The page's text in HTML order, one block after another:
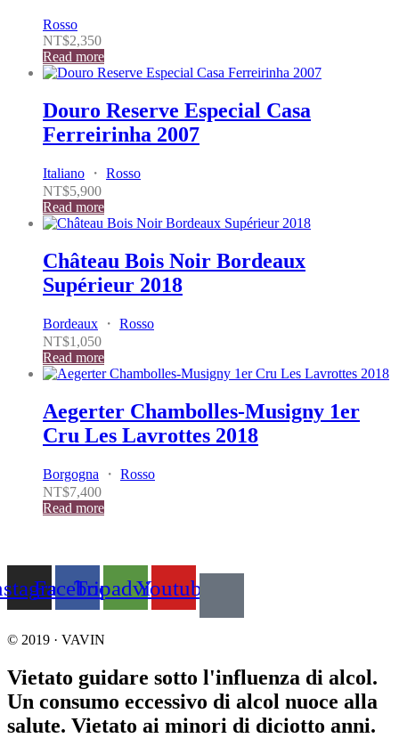
Rosso
NT$2,350
Read more
Douro Reserve Especial Casa
Ferreirinha 2007
Italiano ・ Rosso
NT$5,900
Read more
Château Bois Noir Bordeaux
Supérieur 2018
Bordeaux ・ Rosso
NT$1,050
Read more
Aegerter Chambolles-Musigny 1er
Cru Les Lavrottes 2018
Borgogna ・ Rosso
NT$7,400
Read more
Facebook
Tripadvisor
Youtube
© 2019 · VAVIN
Vietato guidare sotto l'influenza di alcol.
Un consumo eccessivo di alcol nuoce alla
salute. Vietato ai minori di diciotto anni.